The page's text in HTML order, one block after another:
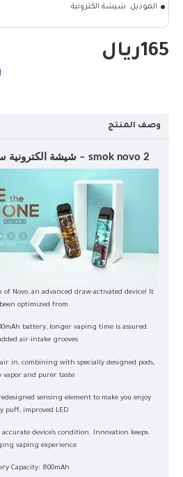
165ريال
الموديل: شيشة الكترونية
وصف المنتج
smok novo 2 – شيشة الكترونية سموك – نوفو ٢ فل كت
Novo, an advanced draw-activated device! It
optimized from
battery, longer vaping time is assured.
air-intake grooves
in, combining with specially designed pods,
vapor and purer taste
sensing element to make you enjoy
puff, improved LED
device’s condition. Innovation keeps
vaping experience!
Capacity: 800mAh